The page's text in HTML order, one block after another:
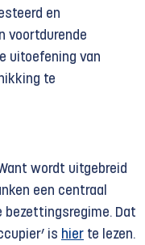
en
voortdurende
uitoefening van
te
wordt uitgebreid
een centraal
bezettingsregime. Dat
is hier te lezen.